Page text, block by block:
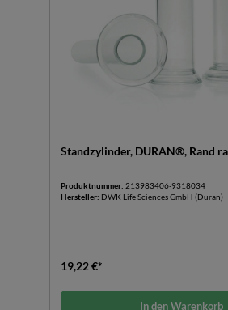
Standzylinder, DURAN®, Rand
Produktnummer: 213983406-9318034
Hersteller: DWK Life Sciences GmbH (Duran)
19,22 €*
In den Warenkorb